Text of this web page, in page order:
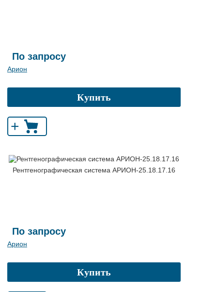
По запросу
Арион
Купить
+
Рентгенографическая система АРИОН-25.18.17.16
По запросу
Арион
Купить